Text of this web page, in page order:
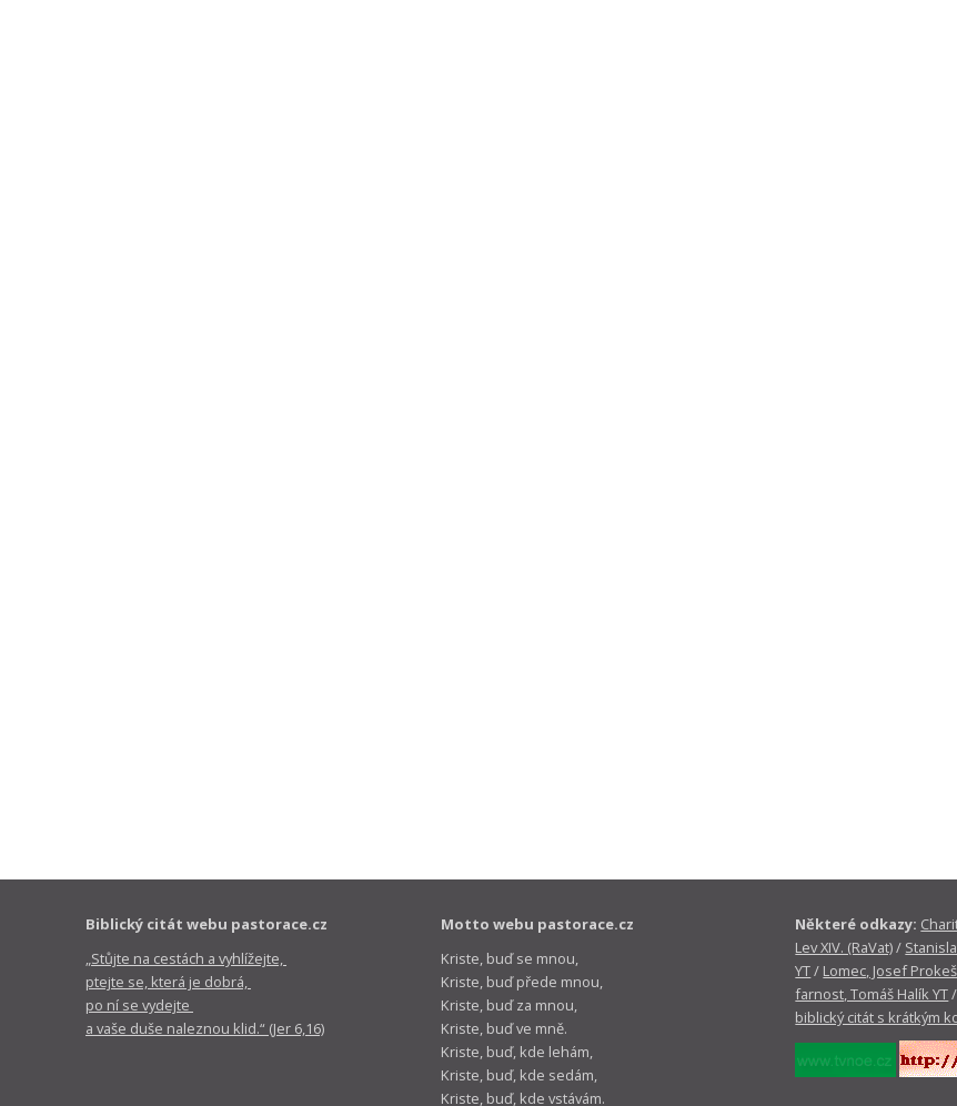
Biblický citát webu pastorace.cz
„Stůjte na cestách a vyhlížejte,
ptejte se, která je dobrá,
po ní se vydejte
a vaše duše naleznou klid.“ (Jer 6,16)
Motto webu pastorace.cz
Kriste, buď se mnou,
Kriste, buď přede mnou,
Kriste, buď za mnou,
Kriste, buď ve mně.
Kriste, buď, kde lehám,
Kriste, buď, kde sedám,
Kriste, buď, kde vstávám.
Některé odkazy:
Lev XIV. (RaVat)/
YT/ Lomec, Josef
farnost, Tomáš Halík YT
biblický citát s krátkým